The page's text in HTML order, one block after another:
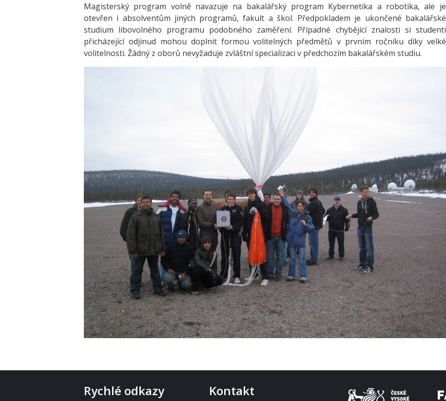
Magisterský program volně navazuje na bakalářský program Kybernetika a robotika, ale je
otevřen i absolventům jiných programů, fakult a škol. Předpokladem je ukončené bakalářské
studium libovolného programu podobného zaměření. Případné chybějící znalosti si studenti
přicházející odjinud mohou doplnit formou volitelných předmětů v prvním ročníku díky velké
volitelnosti. Žádný z oborů nevyžaduje zvláštní specializaci v předchozím bakalářském studiu.
Rychlé odkazy Kontakt